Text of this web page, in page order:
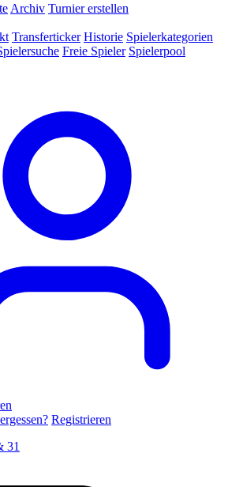
Archiv Turnier erstellen
Transferticker Historie Spielerkategorien
Freie Spieler Spielerpool
Registrieren
31